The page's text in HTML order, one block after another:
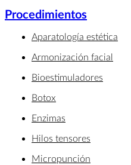
Procedimientos
Aparatología estética
Armonización facial
Bioestimuladores
Botox
Enzimas
Hilos tensores
Micropunción